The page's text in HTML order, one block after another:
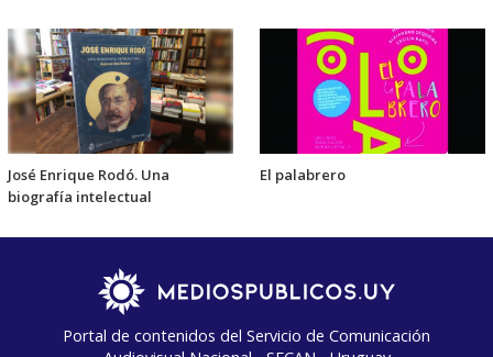
José Enrique Rodó. Una
biografía intelectual
El palabrero
Portal de contenidos del Servicio de Comunicación